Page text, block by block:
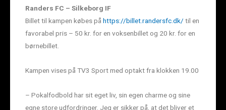
Randers FC – Silkeborg IF
Billet til kampen købes på https://billet.randersfc.dk/ til en
favorabel pris – 50 kr. for en voksenbillet og 20 kr. for en
børnebillet.
Kampen vises på TV3 Sport med optakt fra klokken 19.00
– Pokalfodbold har sit eget liv, sin egen charme og sine
egne store udfordringer. Jeg er sikker på, at det bliver et